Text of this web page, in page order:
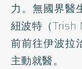
力。無國界醫
紐波特（Trish
前前往伊波拉
主動就醫。